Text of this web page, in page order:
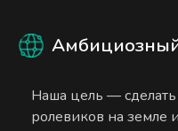
Наша цель —
ролевиков на земле